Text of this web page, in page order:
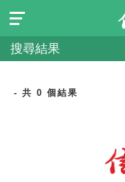
搜尋結果
- 共 0 個結果